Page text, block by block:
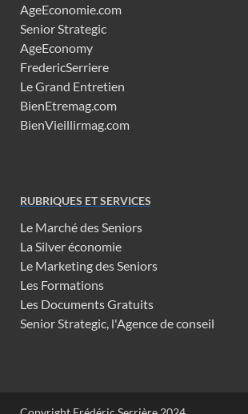
AgeEconomie.com
Senior Strategic
AgeEconomy
FredericSerriere
Le Grand Entretien
BienEtremag.com
BienVieillirmag.com
RUBRIQUES ET SERVICES
Le Marché des Seniors
La Silver économie
Le Marketing des Seniors
Les Formations
Les Documents Gratuits
Senior Strategic, l'Agence de conseil